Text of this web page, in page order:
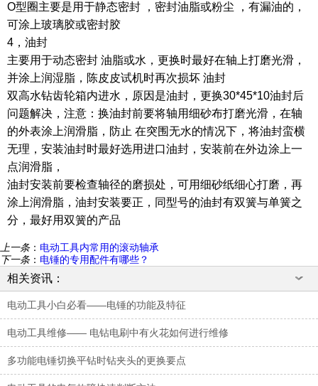
O型圈主要是用于静态密封 ，密封油脂或粉尘 ，有漏油的，
可涂上玻璃胶或密封胶
4，油封
主要用于动态密封 油脂或水，更换时最好在轴上打磨光滑，
并涂上润湿脂，陈皮皮试机时再次损坏 油封
双高水钻齿轮箱内进水，原因是油封，更换30*45*10油封后
问题解决，注意：换油封前要将轴用细砂布打磨光滑，在轴
的外表涂上润滑脂，防止 在突围无水的情况下，将油封蛮横
无理，安装油封时最好选用进口油封，安装前在外边涂上一
点润滑脂，
油封安装前要检查轴径的磨损处，可用细砂纸细心打磨，再
涂上润滑脂，油封安装要正，同型号的油封有双簧与单簧之
分，最好用双簧的产品
上一条： 电动工具内常用的滚动轴承
下一条： 电锤的专用配件有哪些？
相关资讯：
电动工具小白必看——电锤的功能及特征
电动工具维修—— 电钻电刷中有火花如何进行维修
多功能电锤切换平钻时钻夹头的更换要点